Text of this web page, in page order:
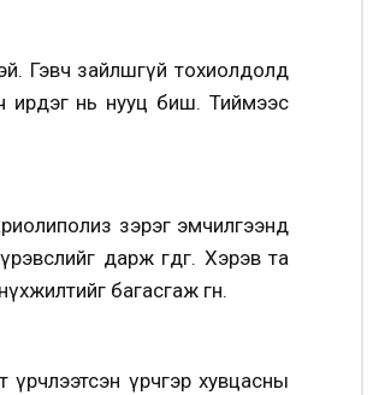
Гэвч зайлшгүй тохиолдолд
ирдэг нь нууц биш. Тиймээс
криолиполиз зэрэг эмчилгээнд
дарж өгдөг. Хэрэв та
багасгаж өгнө.
үрчлээтсэн үрчгэр хувцасны